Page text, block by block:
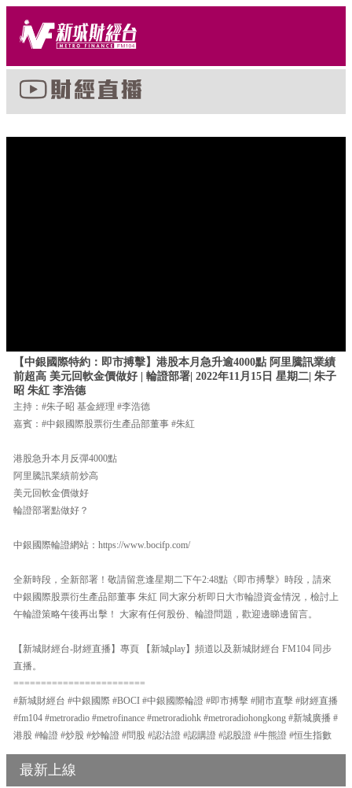
【中銀國際特約：即市搏擊】港股本月急升逾4000點 阿里騰訊業績
前超高 美元回軟金價做好 | 輪證部署| 2022年11月15日 星期二| 朱子
昭 朱紅 李浩德
主持：#朱子昭 基金經理 #李浩德
嘉賓：#中銀國際股票衍生產品部董事 #朱紅
港股急升本月反彈4000點
阿里騰訊業績前炒高
美元回軟金價做好
輪證部署點做好？
中銀國際輪證網站：https://www.bocifp.com/
全新時段，全新部署！敬請留意逢星期二下午2:48點《即市搏擊》時段，請來
中銀國際股票衍生產品部董事 朱紅 同大家分析即日大市輪證資金情況，檢討上
午輪證策略午後再出擊！ 大家有任何股份、輪證問題，歡迎邊睇邊留言。
【新城財經台-財經直播】專頁 【新城play】頻道以及新城財經台 FM104 同步
直播。
========================
#新城財經台 #中銀國際 #BOCI #中銀國際輪證 #即市搏擊 #開市直擊 #財經直播
#fm104 #metroradio #metrofinance #metroradiohk #metroradiohongkong #新城廣播 #
港股 #輪證 #炒股 #炒輪證 #問股 #認沽證 #認購證 #認股證 #牛熊證 #恒生指數
最新上線